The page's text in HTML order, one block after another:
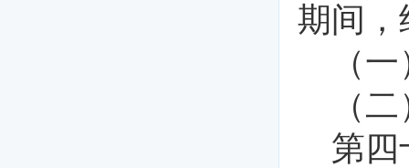
期间，
（
（
第四